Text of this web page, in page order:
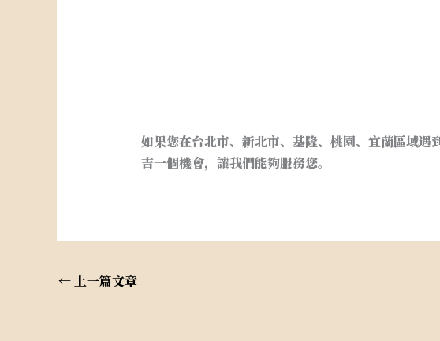
如果您在台北市、新北市、基隆、桃園、宜蘭區域遇
吉一個機會，讓我們能夠服務您。
← 上一篇文章